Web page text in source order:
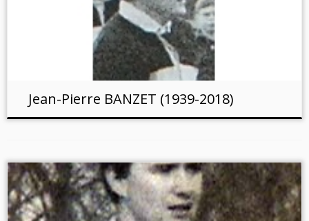
Jean-Pierre BANZET (1939-2018)